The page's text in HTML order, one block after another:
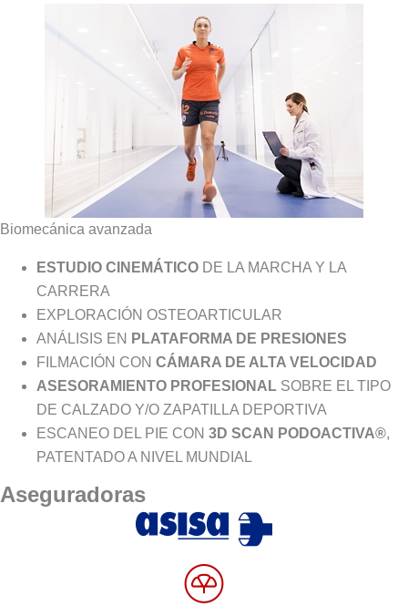
Biomecánica avanzada
ESTUDIO CINEMÁTICO DE LA MARCHA Y LA
CARRERA
EXPLORACIÓN OSTEOARTICULAR
ANÁLISIS EN PLATAFORMA DE PRESIONES
FILMACIÓN CON CÁMARA DE ALTA VELOCIDAD
ASESORAMIENTO PROFESIONAL SOBRE EL TIPO
DE CALZADO Y/O ZAPATILLA DEPORTIVA
ESCANEO DEL PIE CON 3D SCAN PODOACTIVA®,
PATENTADO A NIVEL MUNDIAL
Aseguradoras